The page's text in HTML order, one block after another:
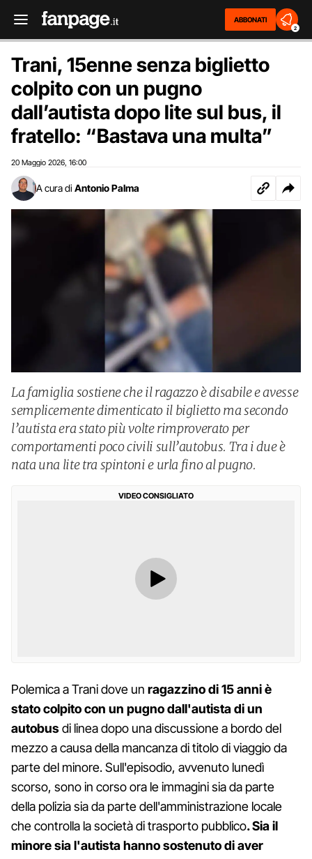
ABBONATI
2
Trani, 15enne senza biglietto
colpito con un pugno
dall’autista dopo lite sul bus, il
fratello: “Bastava una multa”
20 Maggio 2026 16:00
A cura di Antonio Palma
La famiglia sostiene che il ragazzo è disabile e avesse
semplicemente dimenticato il biglietto ma secondo
l’autista era stato più volte rimproverato per
comportamenti poco civili sull’autobus. Tra i due è
nata una lite tra spintoni e urla fino al pugno.
VIDEO CONSIGLIATO
Polemica a Trani dove un ragazzino di 15 anni è
stato colpito con un pugno dall'autista di un
autobusdi linea dopo una discussione a bordo del
mezzo a causa della mancanza di titolo di viaggio da
parte del minore. Sull'episodio, avvenuto lunedì
scorso, sono in corso ora le immagini sia da parte
della polizia sia da parte dell'amministrazione locale
che controlla la società di trasporto pubblico. Sia il
minore sia l'autista hanno sostenuto di aver